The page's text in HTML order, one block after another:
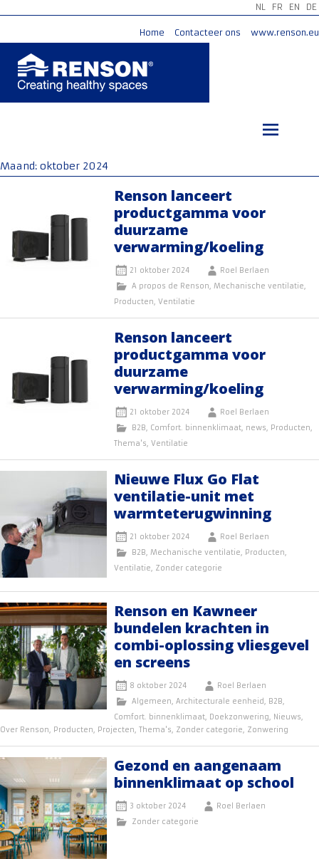
NL FR EN DE
Home Contacteer ons www.renson.eu
Maand: oktober 2024
Renson lanceert
productgamma voor
duurzame
verwarming/koeling
21 oktober 2024
Roel Berlaen
A propos de Renson, Mechanische ventilatie,
Producten, Ventilatie
Renson lanceert
productgamma voor
duurzame
verwarming/koeling
21 oktober 2024
Roel Berlaen
B2B, Comfort. binnenklimaat, news, Producten,
Thema's, Ventilatie
Nieuwe Flux Go Flat
ventilatie-unit met
warmteterugwinning
21 oktober 2024
Roel Berlaen
B2B, Mechanische ventilatie, Producten,
Ventilatie, Zonder categorie
Renson en Kawneer
bundelen krachten in
combi-oplossing vliesgevel
en screens
8 oktober 2024
Roel Berlaen
Algemeen, Architecturale eenheid, B2B,
Comfort. binnenklimaat, Doekzonwering, Nieuws,
Over Renson, Producten, Projecten, Thema's, Zonder categorie, Zonwering
Gezond en aangenaam
binnenklimaat op school
3 oktober 2024
Roel Berlaen
Zonder categorie